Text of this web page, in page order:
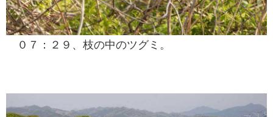
０７：２９、枝の中のツグミ。